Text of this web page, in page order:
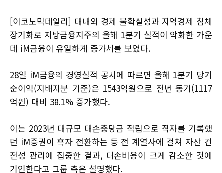
[이코노믹데일리] 대내외 경제 불확실성과 지역경제 침체
장기화로 지방금융지주의 올해 1분기 실적이 악화한 가운
데 iM금융이 유일하게 증가세를 보였다.
28일 iM금융의 경영실적 공시에 따르면 올해 1분기 당기
순이익(지배지분 기준)은 1543억원으로 전년 동기(1117
억원) 대비 38.1% 증가했다.
이는 2023년 대규모 대손충당금 적립으로 적자를 기록했
던 iM증권이 흑자 전환하는 등 전 계열사에 걸쳐 자산 건
전성 관리에 집중한 결과, 대손비용이 크게 감소한 것에
기인한다고 그룹 측은 설명했다.